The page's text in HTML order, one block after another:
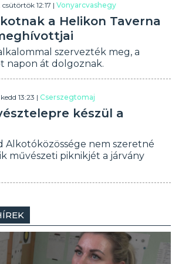
csütörtök 12:17 |Vonyarcvashegy
a Helikon Taverna
szervezték meg, a
napon át dolgoznak.
13:23 |Cserszegtomaj
készül a
Alkotóközössége nem szeretné
művészeti piknikjét a járvány